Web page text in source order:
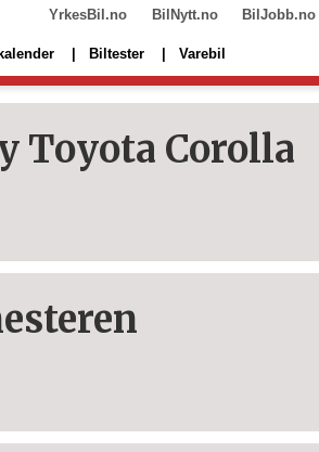
YrkesBil.no BilNytt.no BilJobb.no
Biltester Varebil
Toyota Corolla